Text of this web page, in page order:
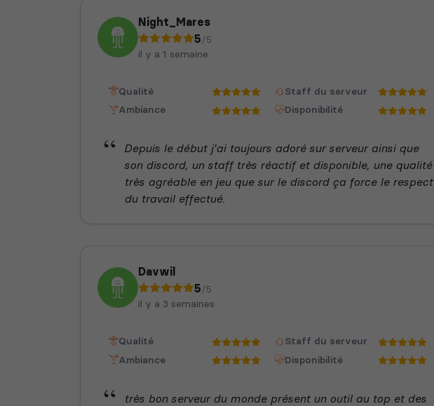
Night_Mares
5/5
il y a 1 semaine
Qualité
Staff du serveur
Ambiance
Disponibilité
Depuis le début j'ai toujours adoré sur serveur ainsi que
son discord, un staff très réactif et disponible, une qualité
très agréable en jeu que sur le discord ça force le respect
du travail effectué.
Davwil
5/5
il y a 3 semaines
Qualité
Staff du serveur
Ambiance
Disponibilité
très bon serveur du monde présent un outil au top et des